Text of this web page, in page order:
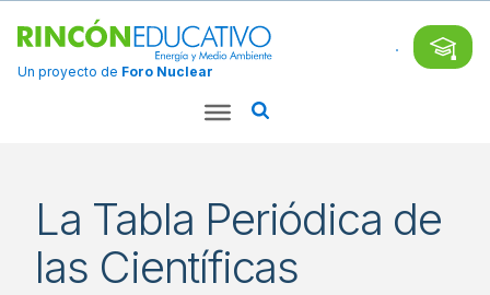
Un proyecto de Foro Nuclear
La Tabla Periódica de
las Científicas